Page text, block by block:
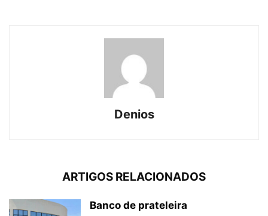
Denios
ARTIGOS RELACIONADOS
Banco de prateleira